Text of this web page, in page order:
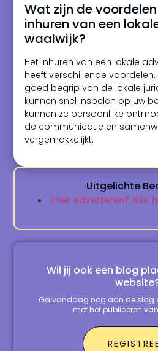
Wat zijn de
inhuren van een
waalwijk?
Het inhuren van een lokale
heeft verschillende
goed begrip van de lokale
kunnen snel inspelen op uw
kunnen ze persoonlijke
de communicatie en
vergemakkelijkt.
Uitgelichte
Hier adverteren? Klik
Wil jij ook een blog
Ga vandaag nog aan de slag
met het publiceren